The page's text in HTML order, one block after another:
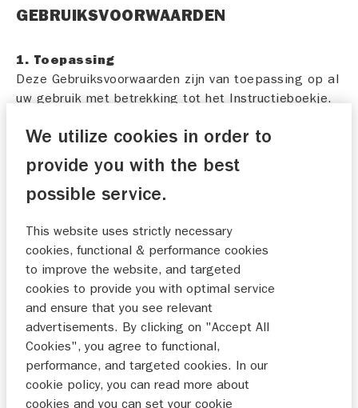
GEBRUIKSVOORWAARDEN
1. Toepassing
Deze Gebruiksvoorwaarden zijn van toepassing op al
uw gebruik met betrekking tot het Instructieboekje.
geacht deze Gebruiksvoorwaarden te hebben
aanvaard. Wij kunnen te allen tijde naar eigen
goeddunken en zonder voorafgaande kennisgeving
deze Gebruiksvoorwaarden wijzigen.
2. Reikwijdte van de voorwaarden
Wij kunnen, op elk moment, naar eigen goeddunken
en zonder voorafgaande kennisgeving, onze service
met betrekking tot het verstrekken van
Instructieboekjes onderbreken, stopzetten, annuleren
of wijzigen. De inhoud van het Instructieboekje kan
van tijd tot tijd worden herzien of gewijzigd zonder
voorafgaande kennisgeving volgens de wijziging van
de specificatie van het desbetreffende Product of
We utilize cookies in order to
provide you with the best
possible service.
This website uses strictly necessary
cookies, functional & performance cookies
to improve the website, and targeted
cookies to provide you with optimal service
and ensure that you see relevant
advertisements. By clicking on "Accept All
Cookies", you agree to functional,
performance, and targeted cookies. In our
cookie policy, you can read more about
cookies and you can set your cookie